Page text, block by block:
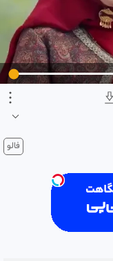
فالو